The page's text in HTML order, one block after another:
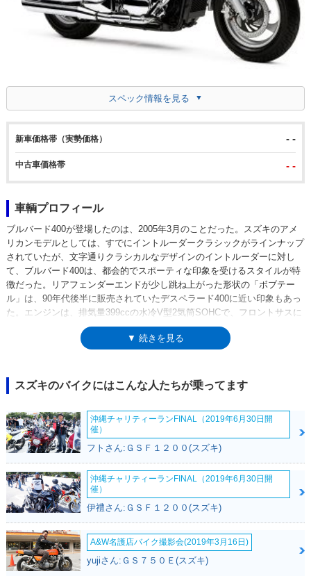
スペック情報を見る
新車価格帯（実勢価格） - -
中古車価格帯 - -
車輌プロフィール
ブルバード400が登場したのは、2005年3月のことだった。スズキのアメ
リカンモデルとしては、すでにイントルーダークラシックがラインナップ
されていたが、文字通りクラシカルなデザインのイントルーダーに対し
て、ブルバード400は、都会的でスポーティな印象を受けるスタイルが特
徴だった。リアフェンダーエンドが少し跳ね上がった形状の「ボブテー
ル」は、90年代後半に販売されていたデスペラード400に近い印象もあっ
た。エンジンは、排気量399ccの水冷V型2気筒SOHCで、フロントサスに
はアメリカンタイプとしては珍しく倒立フォークを採用、前16インチ、後
15インチのキャストホイールが組み合わされていた。2008年11月発売の
では、外観イメージを一新させる小型のフロントカウルを採用。ブルバー
ドシリーズの最大排気量モデルだったM109R（海外向け）と同じ形状の
カウルで、前後のシートやりアカウルの形状も変更された。2013年11月
発売の2014年モデルでカラーチェンジしたのを最後に、生産が終了し
た。なお、BOULEVARDは、フランス語起源の英語で、両脇に街路樹のあ
るような大通りのこと。地図などではBlvd.と略して表記する。都会的な
イメージが共通しているとして、モデル名になった。
▼ 続きを見る
スズキのバイクにはこんな人たちが乗ってます
沖縄チャリティーランFINAL（2019年6月30日開
催）
フトさん:ＧＳＦ１２００(スズキ)
沖縄チャリティーランFINAL（2019年6月30日開
催）
伊禮さん:ＧＳＦ１２００(スズキ)
A&W名護店バイク撮影会(2019年3月16日)
yujiさん:ＧＳ７５０Ｅ(スズキ)